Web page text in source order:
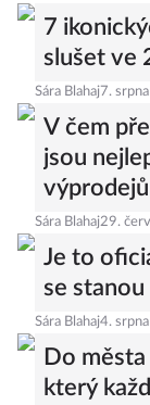
7
slušet ve
Sára Blahaj 7.
V čem
jsou
výprodejů
Sára Blahaj29.
Je to
se
Sára Blahaj4.
Do
který